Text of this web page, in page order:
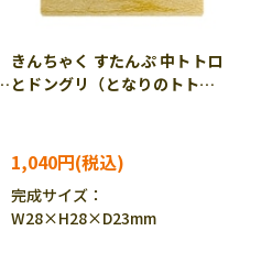
きんちゃく すたんぷ 中トトロ
とドングリ（となりのトト
1,040円
完成サイズ：
W28×H28×D23mm